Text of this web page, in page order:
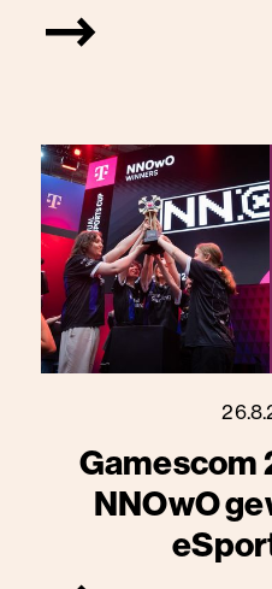
Gamescom
NNOwO